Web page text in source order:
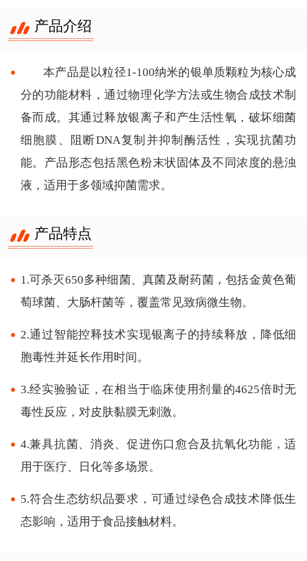
产品介绍
本产品是以粒径1-100纳米的银单质颗粒为核心成
分的功能材料，通过物理化学方法或生物合成技术制
备而成。其通过释放银离子和产生活性氧，破坏细菌
细胞膜、阻断DNA复制并抑制酶活性，实现抗菌功
能。产品形态包括黑色粉末状固体及不同浓度的悬浊
液，适用于多领域抑菌需求。
产品特点
1.可杀灭650多种细菌、真菌及耐药菌，包括金黄色葡
萄球菌、大肠杆菌等，覆盖常见致病微生物。
2.通过智能控释技术实现银离子的持续释放，降低细
胞毒性并延长作用时间。
3.经实验验证，在相当于临床使用剂量的4625倍时无
毒性反应，对皮肤黏膜无刺激。
4.兼具抗菌、消炎、促进伤口愈合及抗氧化功能，适
用于医疗、日化等多场景。
5.符合生态纺织品要求，可通过绿色合成技术降低生
态影响，适用于食品接触材料。